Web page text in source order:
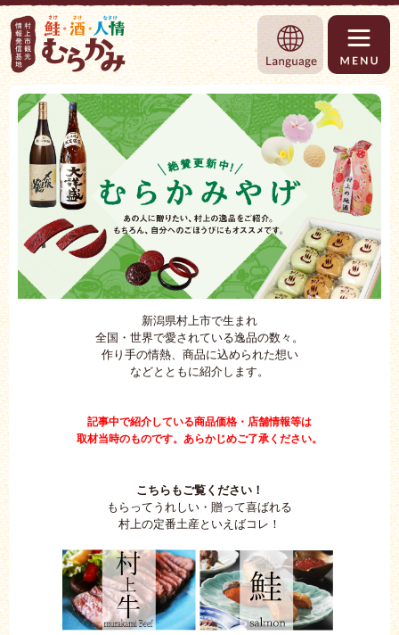
村上市観光情報総合サイト 村上市観光
Language
新潟県村上市で生まれ
全国・世界で愛されている逸品の数々。
作り手の情熱、商品に込められた想い
などとともに紹介します。
記事中で紹介している商品価格・店舗情報等は
取材当時のものです。あらかじめご了承ください。
こちらもご覧ください！
もらってうれしい・贈って喜ばれる
村上の定番土産といえばコレ！